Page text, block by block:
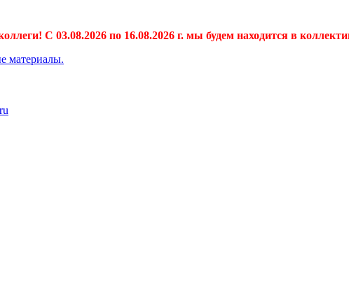
С 03.08.2026 по 16.08.2026 г. мы будем находится в